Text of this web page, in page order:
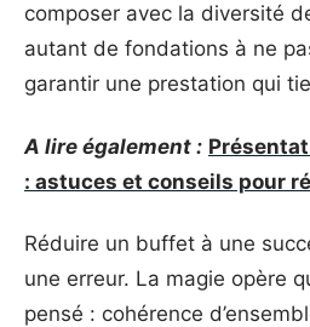
composer avec la diversité
autant de fondations à ne
garantir une prestation qui
A lire également :
: astuces et conseils pour
Réduire un buffet à une
une erreur. La magie opère
pensé : cohérence